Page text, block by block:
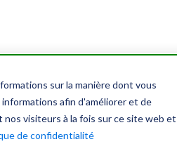
sur la manière dont vous
afin d'améliorer et de
visiteurs à la fois sur ce site web et
de confidentialité